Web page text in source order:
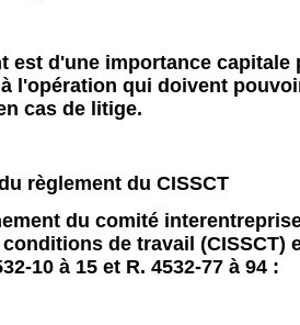
est d'une importance capitale
l'opération qui doivent
cas de litige.
règlement du CISSCT
du comité
de travail (CISSCT)
10 à 15 et R. 4532-77 à 94 :